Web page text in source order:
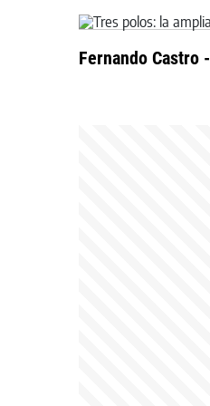
Fernando Castro -